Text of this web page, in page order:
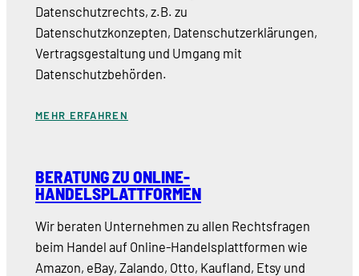
Datenschutzrechts, z.B. zu
Datenschutzkonzepten, Datenschutzerklärungen,
Vertragsgestaltung und Umgang mit
Datenschutzbehörden.
MEHR ERFAHREN
BERATUNG ZU ONLINE-
HANDELSPLATTFORMEN
Wir beraten Unternehmen zu allen Rechtsfragen
beim Handel auf Online-Handelsplattformen wie
Amazon, eBay, Zalando, Otto, Kaufland, Etsy und